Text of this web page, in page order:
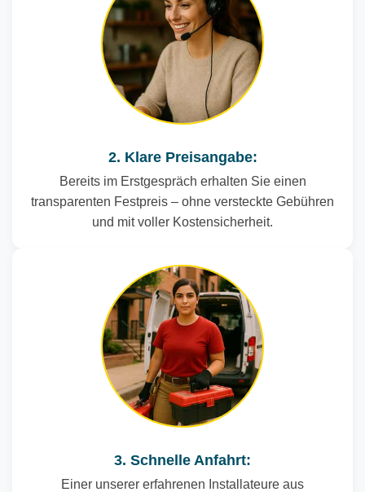
2. Klare Preisangabe:
Bereits im Erstgespräch erhalten Sie einen
transparenten Festpreis – ohne versteckte Gebühren
und mit voller Kostensicherheit.
3. Schnelle Anfahrt:
Einer unserer erfahrenen Installateure aus